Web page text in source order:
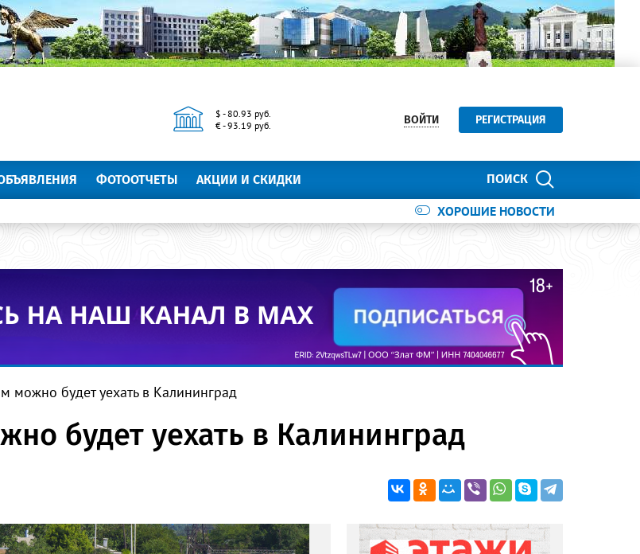
$ - 80.93 руб.
€ - 93.19 руб.
ВОЙТИ РЕГИСТРАЦИЯ
ПОИСК
ФОТООТЧЕТЫ АКЦИИ И СКИДКИ
ХОРОШИЕ НОВОСТИ
можно будет уехать в Калининград
будет уехать в Калининград